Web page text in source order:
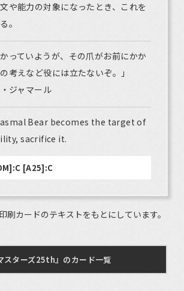
や能力の対象になったとき、これを
。
かっていようが、その爪がお前にかか
考えなど役には立たないぞ。」
・ジャマール
Bear becomes the target of
sacrifice it.
[A25]:C
刷カードのテキストをもとにしています。
スターズ25th』のカード一覧